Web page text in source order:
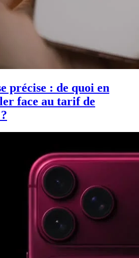
précise : de quoi en
face au tarif de